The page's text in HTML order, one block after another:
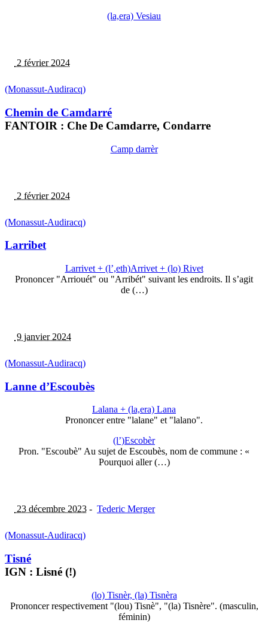
(la,era) Vesiau
2 février 2024
(Monassut-Audiracq)
Chemin de Camdarré
FANTOIR : Che De Camdarre, Condarre
Camp darrèr
2 février 2024
(Monassut-Audiracq)
Larribet
Larrivet + (l’,eth)Arrivet + (lo) Rivet
Prononcer "Arriouét" ou "Arribét" suivant les endroits. Il s’agit
de (…)
9 janvier 2024
(Monassut-Audiracq)
Lanne d’Escoubès
Lalana + (la,era) Lana
Prononcer entre "lalane" et "lalano".
(l’)Escobèr
Pron. "Escoubè" Au sujet de Escoubès, nom de commune : «
Pourquoi aller (…)
23 décembre 2023 - Tederic Merger
(Monassut-Audiracq)
Tisné
IGN : Lisné (!)
(lo) Tisnèr, (la) Tisnèra
Prononcer respectivement "(lou) Tisnè", "(la) Tisnère". (masculin,
féminin)